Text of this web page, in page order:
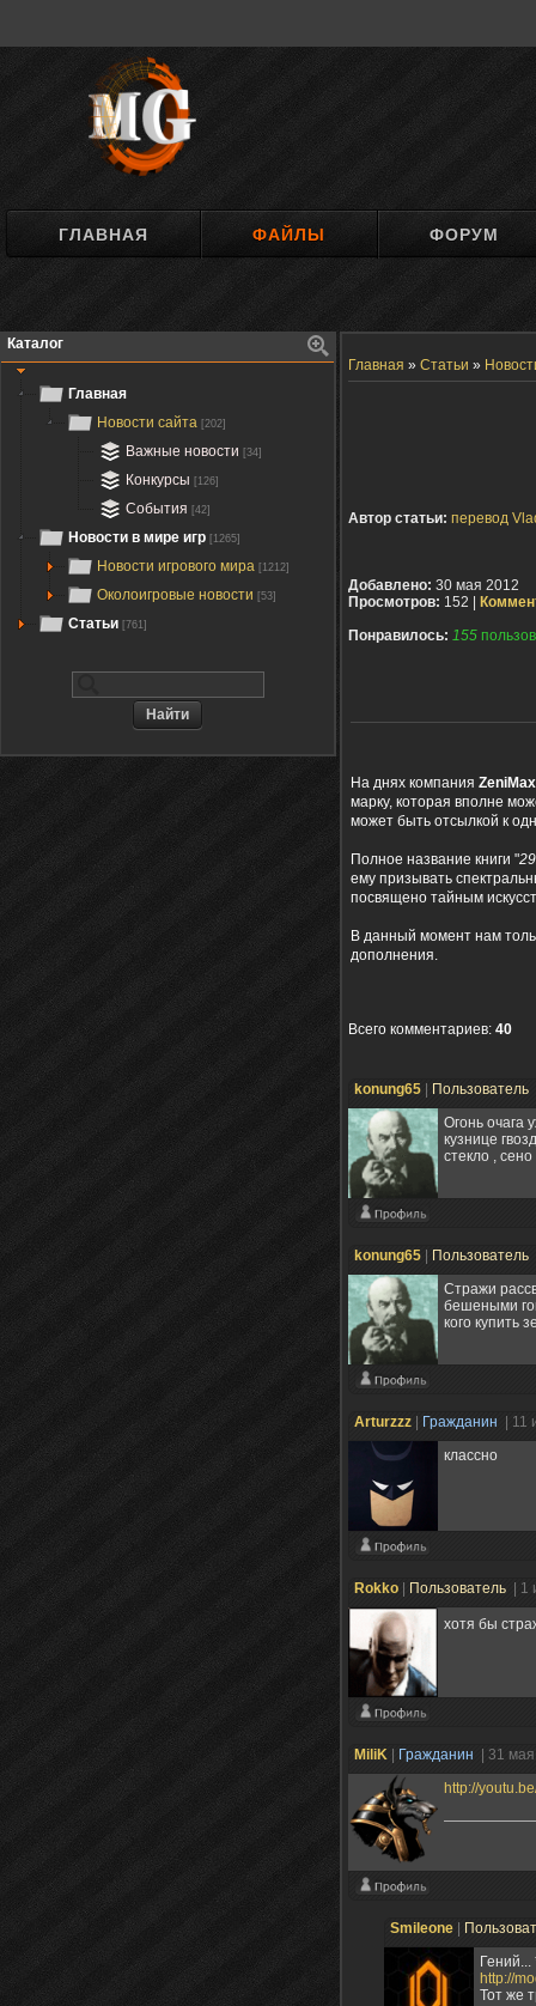
ГЛАВНАЯ ФАЙЛЫ ФОРУМ
Каталог
Главная
Новости сайта [202]
Важные новости [34]
Конкурсы [126]
События [42]
Новости в мире игр [1265]
Новости игрового мира [1212]
Околоигровые новости [53]
Статьи [761]
Главная » Статьи »
Автор статьи: перевод
Добавлено: 30 мая 2012
Просмотров: 152 |
Понравилось: 155
На днях компания
марку, которая вполне
может быть отсылкой к
Полное название книги "
ему призывать
посвящено тайным
В данный момент нам
дополнения.
Всего комментариев: 40
konung65 Пользователь
Огонь очага
кузнице
стекло ,
konung65 Пользователь
Стражи
бешеными
кого купить
Arturzzz Гражданин
|
классно
Rokko Пользователь |
хотя бы
MiliK Гражданин
| 31
http://
Smileone
http://
Тот же